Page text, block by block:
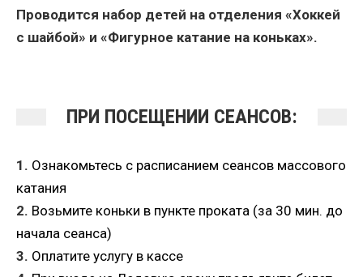
Проводится набор детей на отделения «Хоккей
с шайбой» и «Фигурное катание на коньках».
ПРИ ПОСЕЩЕНИИ СЕАНСОВ:
1. Ознакомьтесь с расписанием сеансов массового
катания
2. Возьмите коньки в пункте проката (за 30 мин. до
начала сеанса)
3. Оплатите услугу в кассе